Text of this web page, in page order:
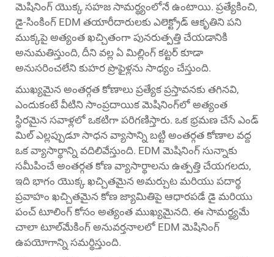
మెషినింగ్ యొక్క సహజ సామర్థ్యంలోనే ఉంటాయి. ప్రత్యేకించి,
డై-సింకింగ్ EDM తయారీదారులకు ఎలెక్ట్రోడ్ ఆకృతిని పని
ముక్కపై అత్యంత ఖచ్చితంగా పునరుత్పత్తి చేయడానికి
అనుమతిస్తుంది, దీని వల్ల ఏ మిల్లింగ్ కట్టర్ కూడా
అనుసరించలేని కుహర ప్రొఫైళ్లను సాధ్యం చేస్తుంది.
ముఖ్యమైన అంతర్గత కోణాలు ప్రత్యేక ప్రస్తావనకు తగినవి,
ఎందుకంటే వీటిని సాంప్రదాయిక మెషినింగ్‌లో అత్యంత
స్థిరమైన సవాళ్లలో ఒకటిగా పరిగణిస్తారు. ఒక భ్రమణ చేసే ఎండ్
మిల్ ఎల్లప్పుడూ సాధన వ్యాసాన్ని బట్టి అంతర్గత కోణాల వద్ద
ఒక వ్యాసార్థాన్ని వదిలివేస్తుంది. EDM మెషినింగ్ సున్నాకు
సమీపించే అంతర్గత కోణ వ్యాసార్థాలను ఉత్పత్తి చేయగలదు,
ఇది భాగం యొక్క ఖచ్చితమైన అమర్చుట మరియు పదార్థ
ప్రవాహం ఖచ్చితమైన కోణ జ్యామితిపై ఆధారపడే డై మరియు
పంచ్ టూలింగ్ కోసం అత్యంత ముఖ్యమైనది. ఈ సామర్థ్యమే
చాలా టూల్‌మేకింగ్ అనువర్తనాలలో EDM మెషినింగ్
ఉపయోగాన్ని సమర్థిస్తుంది.